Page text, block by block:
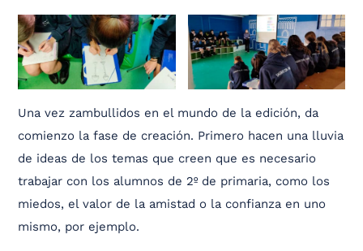
Una vez zambullidos en el mundo de la edición, da
comienzo la fase de creación. Primero hacen una lluvia
de ideas de los temas que creen que es necesario
trabajar con los alumnos de 2º de primaria, como los
miedos, el valor de la amistad o la confianza en uno
mismo, por ejemplo.